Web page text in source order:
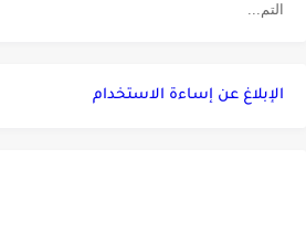
التم...
الإبلاغ عن إساءة الاستخدام